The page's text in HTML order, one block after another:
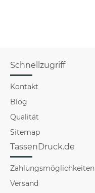
Schnellzugriff
Kontakt
Blog
Qualität
Sitemap
TassenDruck.de
Zahlungsmöglichkeiten
Versand